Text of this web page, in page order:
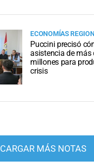
ECONOMÍAS
Puccini precisó
asistencia de más
millones para
crisis
CARGAR MÁS NOTAS